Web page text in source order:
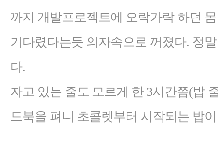
까지 개발프로젝트에 오락가락 하던
기다렸다는듯 의자속으로 꺼졌다. 정
다.
자고 있는 줄도 모르게 한 3시간쯤(밥
드북을 펴니 초콜렛부터 시작되는 밥